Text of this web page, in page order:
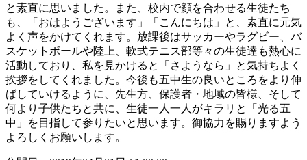
と素直に思いました。また、校内で顔を合わせる生徒たち
も、「おはようございます」「こんにちは」と、素直に元気
よく声をかけてくれます。放課後はサッカーやラグビー、バ
スケットボールや陸上、軟式テニス部等々の生徒達も熱心に
活動しており、私を見かけると「さようなら」と気持ちよく
挨拶をしてくれました。今後も五中生の良いところをより伸
ばしていけるように、先生方、保護者・地域の皆様、そして
何より子供たちと共に、生徒一人一人がキラリと「光る五
中」を目指して参りたいと思います。御協力を賜りますよう
よろしくお願いします。